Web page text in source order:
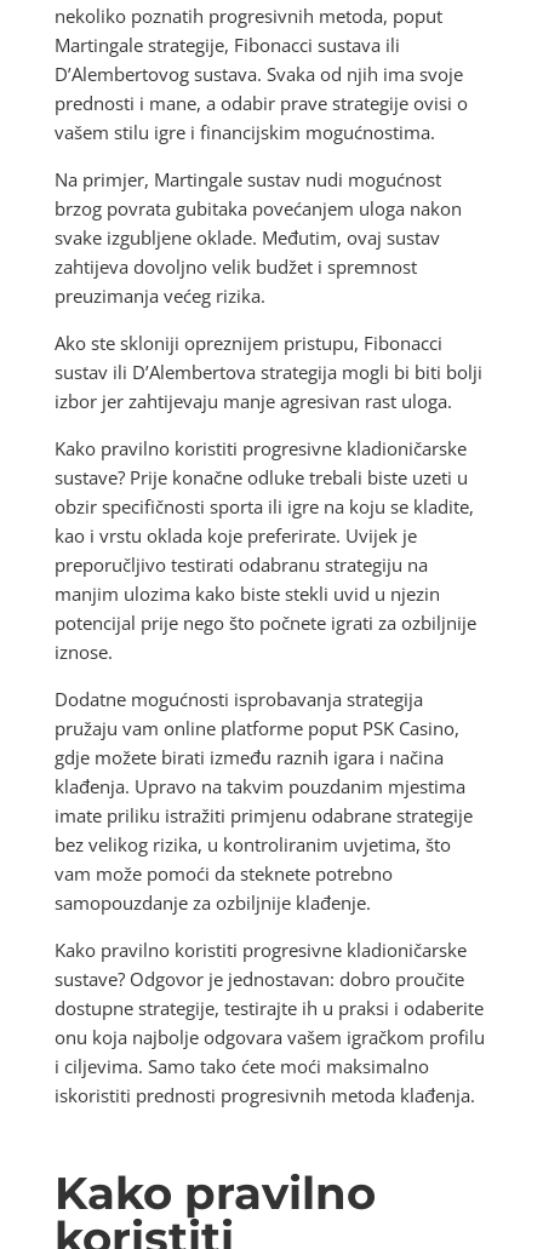
nekoliko poznatih progresivnih metoda, poput
Martingale strategije, Fibonacci sustava ili
D’Alembertovog sustava. Svaka od njih ima svoje
prednosti i mane, a odabir prave strategije ovisi o
vašem stilu igre i financijskim mogućnostima.
Na primjer, Martingale sustav nudi mogućnost
brzog povrata gubitaka povećanjem uloga nakon
svake izgubljene oklade. Međutim, ovaj sustav
zahtijeva dovoljno velik budžet i spremnost
preuzimanja većeg rizika.
Ako ste skloniji opreznijem pristupu, Fibonacci
sustav ili D’Alembertova strategija mogli bi biti bolji
izbor jer zahtijevaju manje agresivan rast uloga.
Kako pravilno koristiti progresivne kladioničarske
sustave? Prije konačne odluke trebali biste uzeti u
obzir specifičnosti sporta ili igre na koju se kladite,
kao i vrstu oklada koje preferirate. Uvijek je
preporučljivo testirati odabranu strategiju na
manjim ulozima kako biste stekli uvid u njezin
potencijal prije nego što počnete igrati za ozbiljnije
iznose.
Dodatne mogućnosti isprobavanja strategija
pružaju vam online platforme poput PSK Casino,
gdje možete birati između raznih igara i načina
klađenja. Upravo na takvim pouzdanim mjestima
imate priliku istražiti primjenu odabrane strategije
bez velikog rizika, u kontroliranim uvjetima, što
vam može pomoći da steknete potrebno
samopouzdanje za ozbiljnije klađenje.
Kako pravilno koristiti progresivne kladioničarske
sustave? Odgovor je jednostavan: dobro proučite
dostupne strategije, testirajte ih u praksi i odaberite
onu koja najbolje odgovara vašem igračkom profilu
i ciljevima. Samo tako ćete moći maksimalno
iskoristiti prednosti progresivnih metoda klađenja.
Kako pravilno
koristiti